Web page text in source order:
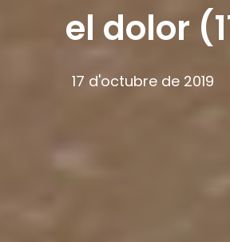
el dolor
17 d'octubre de 2019